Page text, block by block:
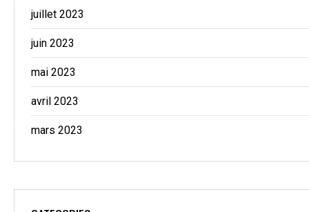
juillet 2023
juin 2023
mai 2023
avril 2023
mars 2023